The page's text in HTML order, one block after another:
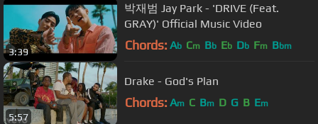
3:39
박재범 Jay Park - 'DRIVE (Feat.
GRAY)' Official Music Video
Chords: Ab Cm Bb Eb Db Fm Bbm
5:57
Drake - God's Plan
Chords: Am C Bm D G B Em